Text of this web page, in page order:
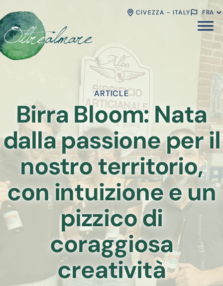
CIVEZZA - ITALY
ARTICLE
Birra Bloom: Nata
dalla passione per il
nostro territorio,
con intuizione e un
pizzico di
coraggiosa
creatività